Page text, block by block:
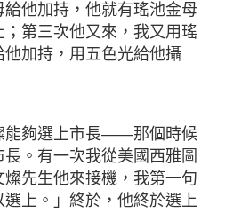
他加持，他就有瑤池金母
第三次他又來，我又用瑤
加持，用五色光給他攝
能夠選上市長――那個時候
。有一次我從美國西雅圖
燦先生他來接機，我第一句
上。」終於，他終於選上